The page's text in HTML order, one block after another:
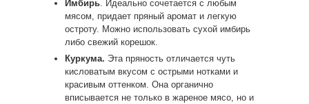
Имбирь . Идеально сочетается с любым
мясом, придает пряный аромат и легкую
остроту. Можно использовать сухой имбирь
либо свежий корешок.
Куркума. Эта пряность отличается чуть
кисловатым вкусом с острыми нотками и
красивым оттенком. Она органично
вписывается не только в жареное мясо, но и